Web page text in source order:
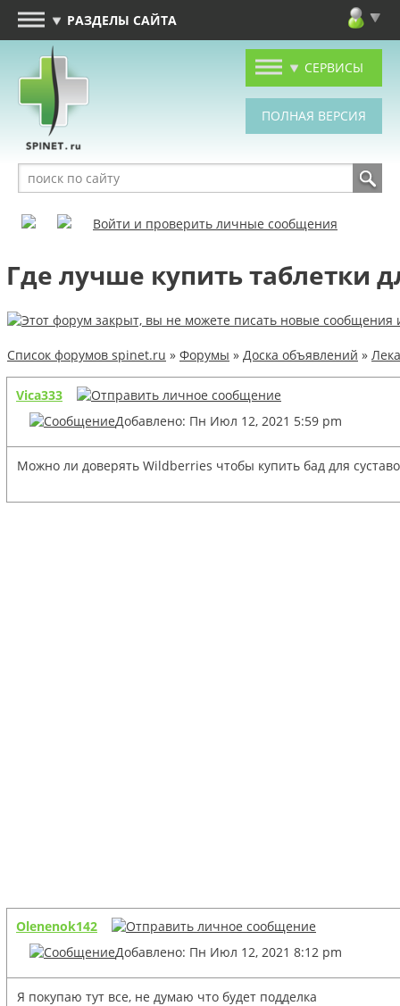
РАЗДЕЛЫ САЙТА
СЕРВИСЫ
Войти и проверить личные сообщения
Где лучше купить таблетки
Список форумов spinet.ru » Форумы » Доска объявлений »
Vica333
Добавлено: Пн Июл 12, 2021 5:59 pm
Можно ли доверять Wildberries чтобы купить бад для
Olenenok142
Добавлено: Пн Июл 12, 2021 8:12 pm
Я покупаю тут все, не думаю что будет подделка